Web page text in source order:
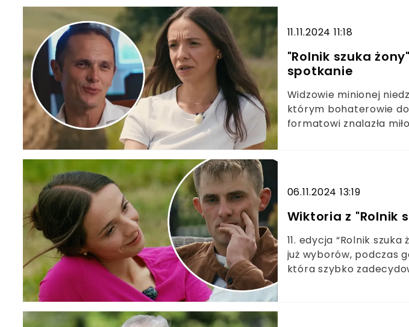
11.11.2024 11:18
"Rolnik szuka
spotkanie
Widzowie minionej
którym bohaterowie
formatowi znalazła
06.11.2024 13:19
Wiktoria z "Rolnik
11. edycja “Rolnik
już wyborów, podczas
która szybko